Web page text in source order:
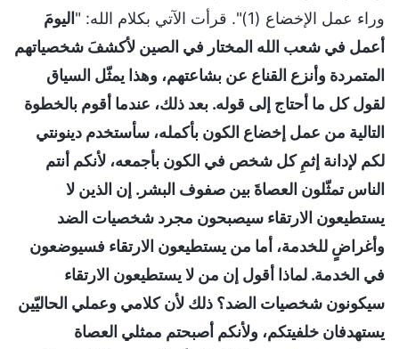
وراء عمل الإخضاع (1)". قرأت الآتي بكلام الله: "
اليومَ
أعمل في شعب الله المختار في الصين لأكشفَ شخصياتهم
المتمردة وأنزع القناع عن بشاعتهم، وهذا يمثّل السياق
لقول كل ما أحتاج إلى قوله. بعد ذلك، عندما أقوم بالخطوة
التالية من عمل إخضاع الكون بأكمله، سأستخدم دينونتي
لكم لإدانة إثمِ كل شخص في الكون بأجمعه، لأنكم أنتم
الناس تمثّلون العصاةَ بين صفوف البشر. إن الذين لا
يستطيعون الارتقاء سيصبحون مجرد شخصيات الضد
وأغراضٍ للخدمة، أما من يستطيعون الارتقاء فسيوضعون
في الخدمة. لماذا أقول إن من لا يستطيعون الارتقاء
سيكونون شخصيات الضد؟ ذلك لأن كلامي وعملي الحاليّين
يستهدفان خلفيتكم، ولأنكم أصبحتم ممثلي العصاة